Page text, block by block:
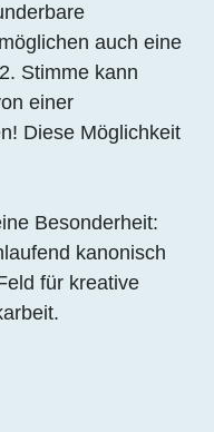
auch eine
Stimme kann
einer
Diese Möglichkeit
Besonderheit:
kanonisch
für kreative